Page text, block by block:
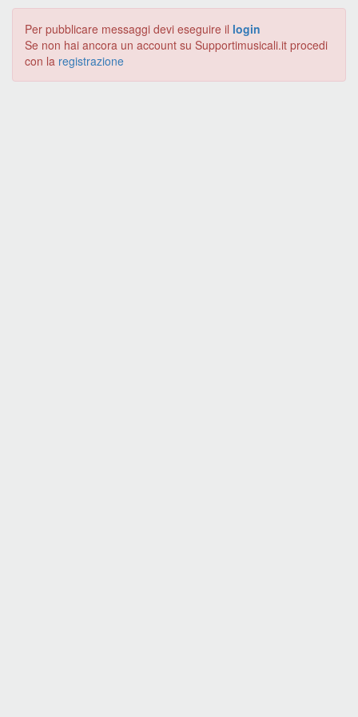
Per pubblicare messaggi devi eseguire il login
Se non hai ancora un account su Supportimusicali.it procedi
con la registrazione